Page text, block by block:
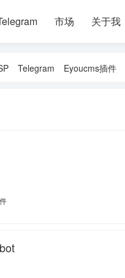
市场 关于我
Telegram Eyoucms插件